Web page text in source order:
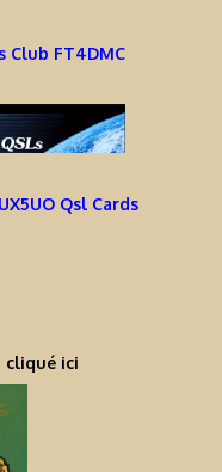
Club FT4DMC
Qsl Cards
cliqué ici